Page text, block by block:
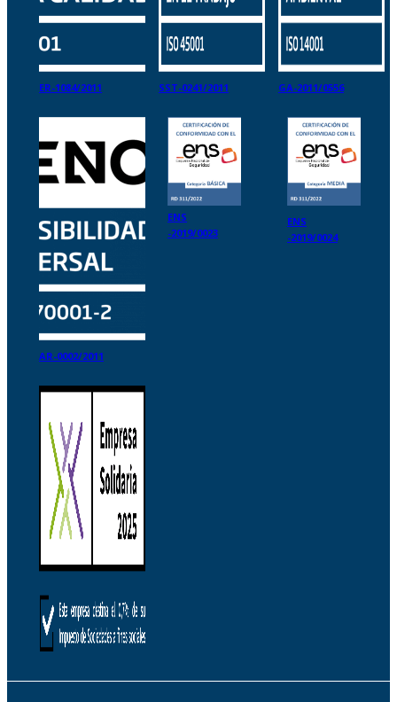
ER-1084/2011 SST-0241/2011 GA-2011/0556
AR-0002/2011
ENS
-2019/0023
ENS
-2019/0024